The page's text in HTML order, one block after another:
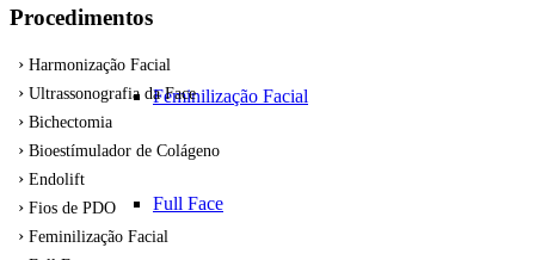
Feminilização Facial
Full Face
Procedimentos
Harmonização Facial
Ultrassonografia da Face
Bichectomia
Bioestímulador de Colágeno
Endolift
Fios de PDO
Feminilização Facial